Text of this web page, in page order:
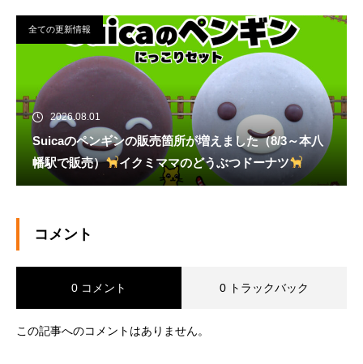
全ての更新情報
2026.08.01
Suicaのペンギンの販売箇所が増えました（8/3～本八
幡駅で販売）
イクミママのどうぶつドーナツ
コメント
0 コメント 0 トラックバック
この記事へのコメントはありません。